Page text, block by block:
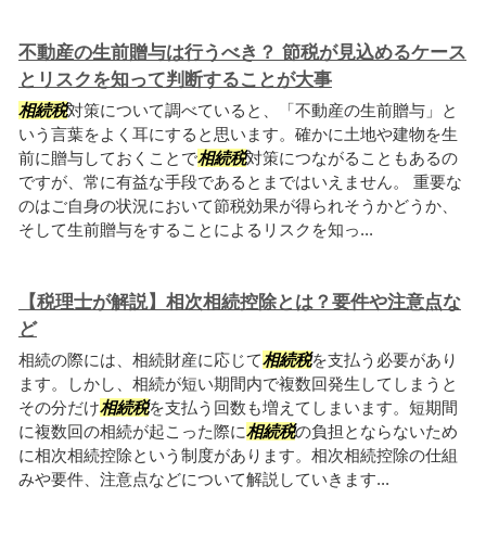
不動産の生前贈与は行うべき？ 節税が見込めるケース
とリスクを知って判断することが大事
相続税対策について調べていると、「不動産の生前贈与」と
いう言葉をよく耳にすると思います。確かに土地や建物を生
前に贈与しておくことで相続税対策につながることもあるの
ですが、常に有益な手段であるとまではいえません。 重要な
のはご自身の状況において節税効果が得られそうかどうか、
そして生前贈与をすることによるリスクを知っ...
【税理士が解説】相次相続控除とは？要件や注意点な
ど
相続の際には、相続財産に応じて相続税を支払う必要があり
ます。しかし、相続が短い期間内で複数回発生してしまうと
その分だけ相続税を支払う回数も増えてしまいます。短期間
に複数回の相続が起こった際に相続税の負担とならないため
に相次相続控除という制度があります。相次相続控除の仕組
みや要件、注意点などについて解説していきます...